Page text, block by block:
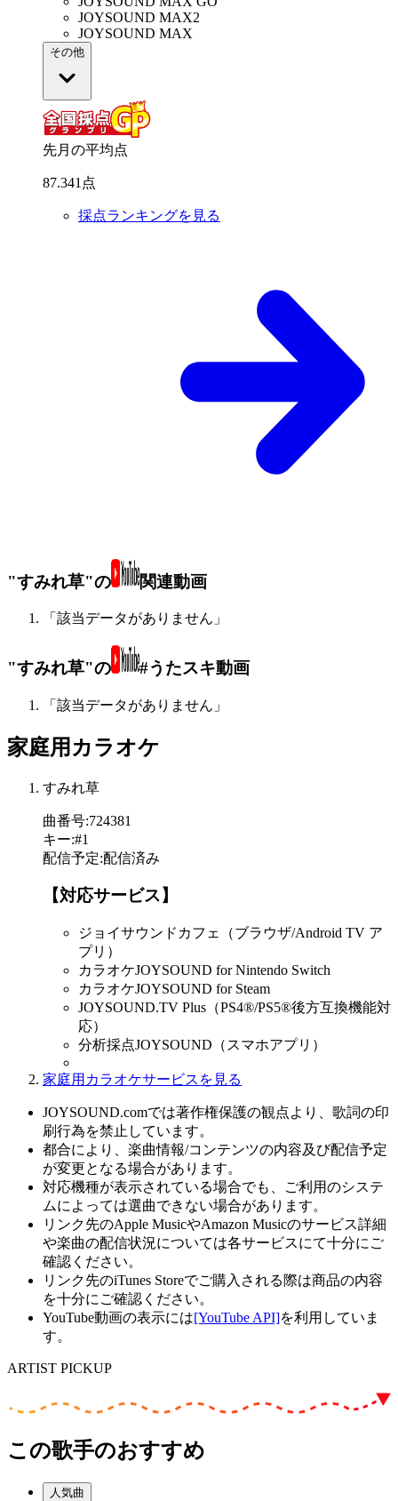
JOYSOUND MAX2
JOYSOUND MAX
その他
先月の平均点
87.341 点
採点ランキングを見る
"すみれ草"の 関連動画
「該当データがありません」
"すみれ草"の #うたスキ動画
「該当データがありません」
家庭用カラオケ
すみれ草
曲番号:724381
キー:#1
配信予定:配信済み
【対応サービス】
ジョイサウンドカフェ（ブラウザ/Android TV ア
プリ）
カラオケJOYSOUND for Nintendo Switch
カラオケJOYSOUND for Steam
JOYSOUND.TV Plus（PS4®/PS5®後方互換機能対
応）
分析採点JOYSOUND（スマホアプリ）
家庭用カラオケサービスを見る
JOYSOUND.comでは著作権保護の観点より、歌詞の印
刷行為を禁止しています。
都合により、楽曲情報/コンテンツの内容及び配信予定
が変更となる場合があります。
対応機種が表示されている場合でも、ご利用のシステ
ムによっては選曲できない場合があります。
リンク先のApple MusicやAmazon Musicのサービス詳細
や楽曲の配信状況については各サービスにて十分にご
確認ください。
リンク先のiTunes Storeでご購入される際は商品の内容
を十分にご確認ください。
YouTube動画の表示には[YouTube API]を利用していま
す。
ARTIST PICKUP
この歌手のおすすめ
人気曲